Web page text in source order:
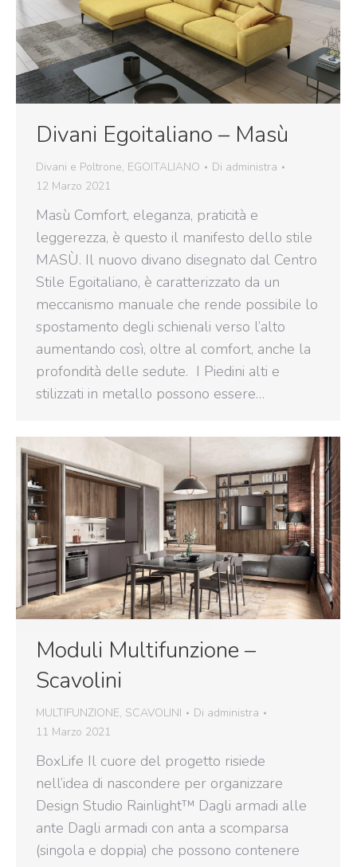
Divani Egoitaliano – Masù
Divani e Poltrone, EGOITALIANO Di administra
12 Marzo 2021
Masù Comfort, eleganza, praticità e
leggerezza, è questo il manifesto dello stile
MASÙ. Il nuovo divano disegnato dal Centro
Stile Egoitaliano, è caratterizzato da un
meccanismo manuale che rende possibile lo
spostamento degli schienali verso l’alto
aumentando così, oltre al comfort, anche la
profondità delle sedute. I Piedini alti e
stilizzati in metallo possono essere…
Moduli Multifunzione –
Scavolini
MULTIFUNZIONE, SCAVOLINI Di administra
11 Marzo 2021
BoxLife Il cuore del progetto risiede
nell’idea di nascondere per organizzare
Design Studio Rainlight™ Dagli armadi alle
ante Dagli armadi con anta a scomparsa
(singola e doppia) che possono contenere